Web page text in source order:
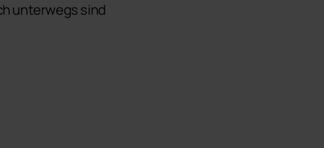
unterwegs sind